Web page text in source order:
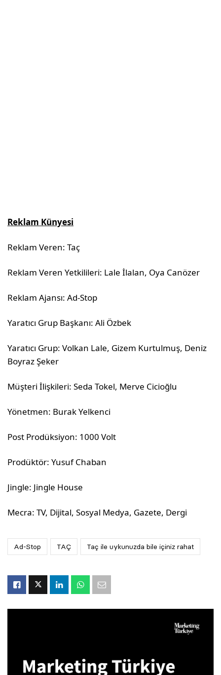
Reklam Künyesi
Reklam Veren: Taç
Reklam Veren Yetkilileri: Lale İlalan, Oya Canözer
Reklam Ajansı: Ad-Stop
Yaratıcı Grup Başkanı: Ali Özbek
Yaratıcı Grup: Volkan Lale, Gizem Kurtulmuş, Deniz
Boyraz Şeker
Müşteri İlişkileri: Seda Tokel, Merve Cicioğlu
Yönetmen: Burak Yelkenci
Post Prodüksiyon: 1000 Volt
Prodüktör: Yusuf Chaban
Jingle: Jingle House
Mecra: TV, Dijital, Sosyal Medya, Gazete, Dergi
Ad-Stop TAÇ Taç ile uykunuzda bile içiniz rahat